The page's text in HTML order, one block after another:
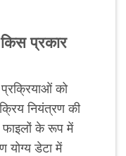
प्रकार
को
नियंत्रण की
फाइलों के रूप में
योग्य डेटा में